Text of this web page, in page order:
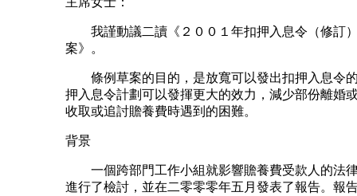
我謹動議二讀《２００１年扣押入息令（修訂
案》。
條例草案的目的，是放寬可以發出扣押入息令
押入息令計劃可以發揮更大的效力，減少部份離婚
收取或追討贍養費時遇到的困難。
背景
一個跨部門工作小組就影響贍養費受款人的法
進行了檢討，並在二零零零年五月發表了報告。報